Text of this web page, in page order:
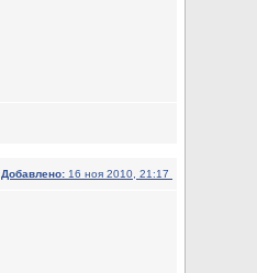
Добавлено: 16 ноя 2010, 21:17